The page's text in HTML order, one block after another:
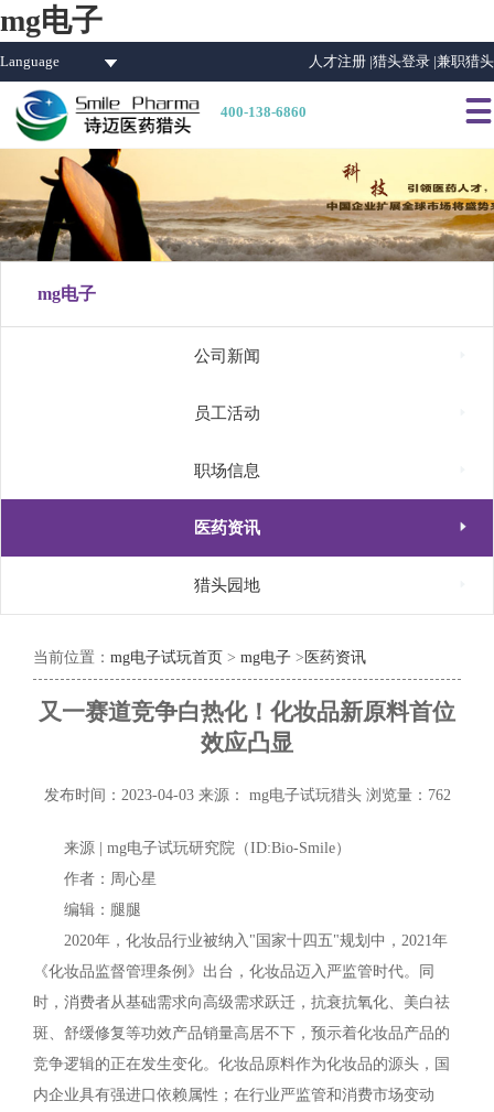
mg电子
Language 人才注册 |猎头登录 |兼职猎头
400-138-6860 
mg电子
公司新闻
员工活动
职场信息
医药资讯 
猎头园地
当前位置： mg电子试玩首页 > mg电子 > 医药资讯
又一赛道竞争白热化！化妆品新原料首位
效应凸显
发布时间：2023-04-03 来源： mg电子试玩猎头 浏览量：762
来源 | mg电子试玩研究院（ID:Bio-Smile）
作者：周心星
编辑：腿腿
2020年，化妆品行业被纳入"国家十四五"规划中，2021年
《化妆品监督管理条例》出台，化妆品迈入严监管时代。同
时，消费者从基础需求向高级需求跃迁，抗衰抗氧化、美白祛
斑、舒缓修复等功效产品销量高居不下，预示着化妆品产品的
竞争逻辑的正在发生变化。化妆品原料作为化妆品的源头，国
内企业具有强进口依赖属性；在行业严监管和消费市场变动